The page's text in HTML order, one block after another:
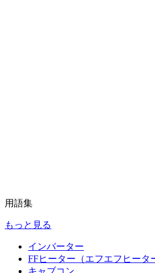
用語集
もっと見る
インバーター
FFヒーター（エフエフヒータ